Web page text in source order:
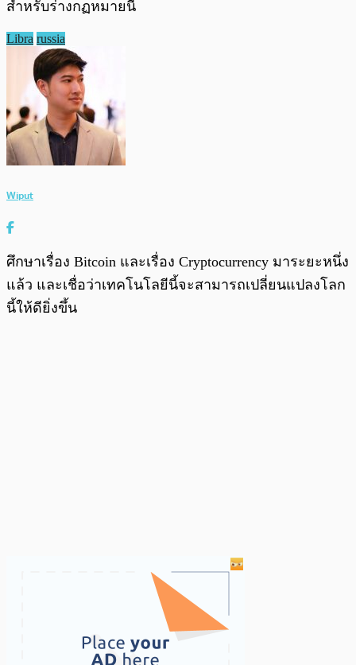
สำหรับร่างกฏหมายนี้
Libra russia
Wiput
ศึกษาเรื่อง Bitcoin และเรื่อง Cryptocurrency มาระยะหนึ่ง
แล้ว และเชื่อว่าเทคโนโลยีนี้จะสามารถเปลี่ยนแปลงโลก
นี้ให้ดียิ่งขึ้น